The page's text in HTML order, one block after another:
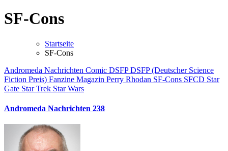
SF-Cons
Startseite
SF-Cons
Andromeda Nachrichten Comic DSFPDSFP (Deutscher Science
Fiction Preis) Fanzine Magazin Perry Rhodan SF-Cons SFCD Star
Gate Star Trek Star Wars
Andromeda Nachrichten 238